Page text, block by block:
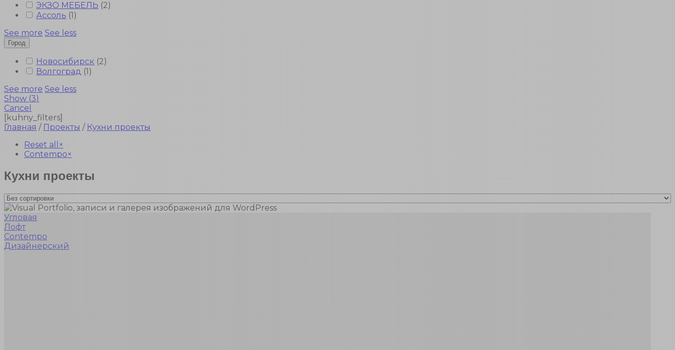
ЭКЗО МЕБЕЛЬ (2)
Ассоль (1)
See more See less
Город
Новосибирск (2)
Волгоград (1)
See more See less
Show (3)
Cancel
[kuhny_filters]
Главная / Проекты / Кухни проекты
Reset all
×
Contempo×
Кухни проекты
Угловая
Лофт
Contempo
Дизайнерский